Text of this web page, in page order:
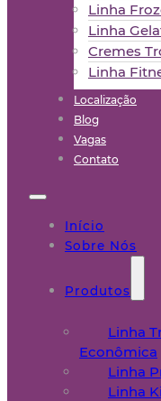
Linha
Linha
Cremes
Linha
Localização
Blog
Vagas
Contato
Início
Sobre Nós
Produtos
Linha
Econômica
Linha
Linha